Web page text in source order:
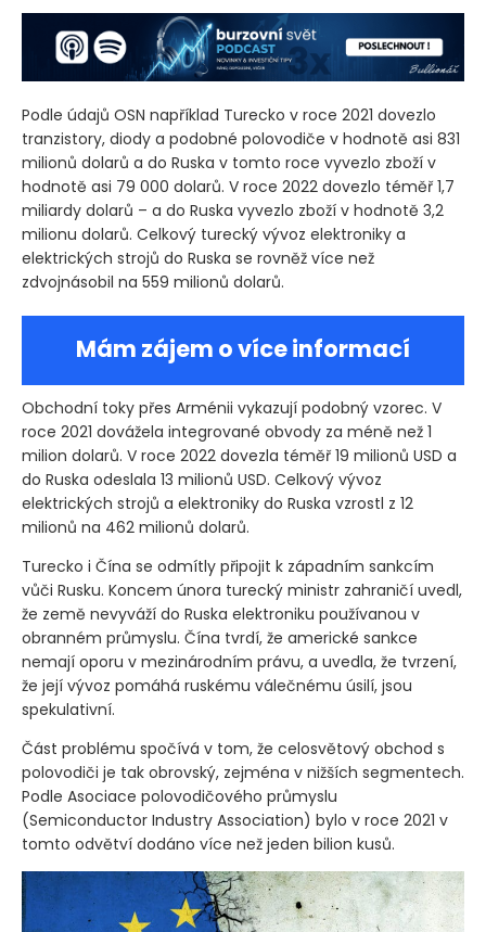
Podle údajů OSN například Turecko v roce 2021 dovezlo
tranzistory, diody a podobné polovodiče v hodnotě asi 831
milionů dolarů a do Ruska v tomto roce vyvezlo zboží v
hodnotě asi 79 000 dolarů. V roce 2022 dovezlo téměř 1,7
miliardy dolarů – a do Ruska vyvezlo zboží v hodnotě 3,2
milionu dolarů. Celkový turecký vývoz elektroniky a
elektrických strojů do Ruska se rovněž více než
zdvojnásobil na 559 milionů dolarů.
Mám zájem o více informací
Obchodní toky přes Arménii vykazují podobný vzorec. V
roce 2021 dovážela integrované obvody za méně než 1
milion dolarů. V roce 2022 dovezla téměř 19 milionů USD a
do Ruska odeslala 13 milionů USD. Celkový vývoz
elektrických strojů a elektroniky do Ruska vzrostl z 12
milionů na 462 milionů dolarů.
Turecko i Čína se odmítly připojit k západním sankcím
vůči Rusku. Koncem února turecký ministr zahraničí uvedl,
že země nevyváží do Ruska elektroniku používanou v
obranném průmyslu. Čína tvrdí, že americké sankce
nemají oporu v mezinárodním právu, a uvedla, že tvrzení,
že její vývoz pomáhá ruskému válečnému úsilí, jsou
spekulativní.
Část problému spočívá v tom, že celosvětový obchod s
polovodiči je tak obrovský, zejména v nižších segmentech.
Podle Asociace polovodičového průmyslu
(Semiconductor Industry Association) bylo v roce 2021 v
tomto odvětví dodáno více než jeden bilion kusů.